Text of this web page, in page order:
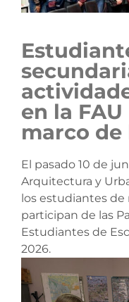
en la FAU
marco de
El pasado 10 de
Arquitectura y
los estudiantes de
participan de las
Estudiantes de
2026.